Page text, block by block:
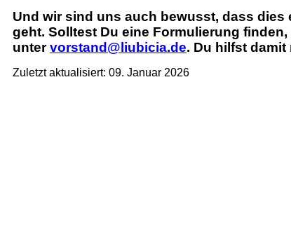
Und wir sind uns auch bewusst, dass
geht. Solltest Du eine Formulierung
untervorstand@liubicia.de. Du hilfst
Zuletzt aktualisiert: 09. Januar 2026